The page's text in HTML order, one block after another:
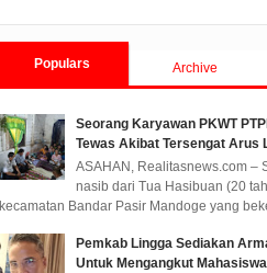
(Covid-19), Polres...
Populars Archive
Seorang Karyawan PKWT
Tewas Akibat Tersengat Arus
ASAHAN, Realitasnews.com –
nasib dari Tua Hasibuan (20
kecamatan Bandar Pasir Mandoge yang
Pemkab Lingga Sediakan
Untuk Mengangkut